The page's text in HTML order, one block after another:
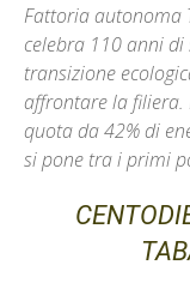
Fattoria autonoma
celebra 110 anni
transizione
affrontare la filiera.
quota da 42% di
si pone tra i primi